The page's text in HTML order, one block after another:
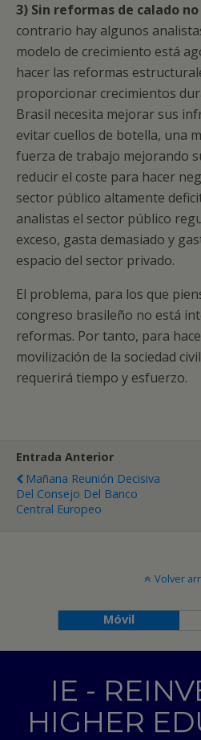
3) Sin reformas de calado
contrario hay algunos
modelo de crecimiento está
hacer las reformas
proporcionar crecimientos
Brasil necesita mejorar sus
evitar cuellos de botella, una
fuerza de trabajo mejorando
reducir el coste para hacer
sector público altamente
analistas el sector público
exceso, gasta demasiado y
espacio del sector privado.
El problema, para los que
congreso brasileño no está
reformas. Por tanto, para
movilización de la sociedad
requerirá tiempo y esfuerzo.
Entrada Anterior
Mañana Reunión Decisiva
Del Consejo Del Banco
Central Europeo
Volver
Móvil
IE -
HIGHER